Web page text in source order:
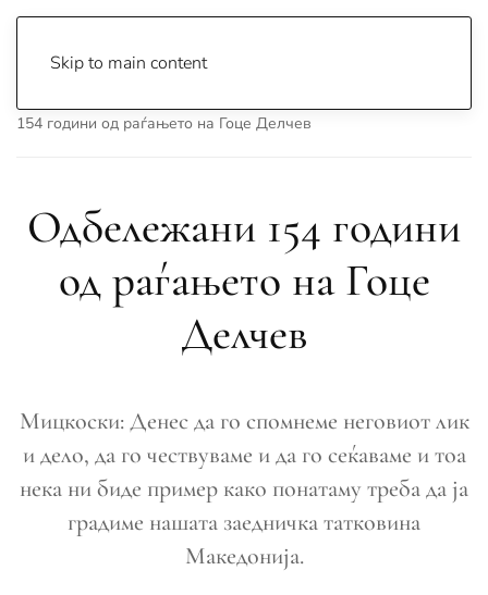
Skip to main content
154 години од раѓањето на Гоце Делчев
Одбележани 154 години
од раѓањето на Гоце
Делчев
Мицкоски: Денес да го спомнеме неговиот лик
и дело, да го чествуваме и да го сеќаваме и тоа
нека ни биде пример како понатаму треба да ја
градиме нашата заедничка татковина
Македонија.